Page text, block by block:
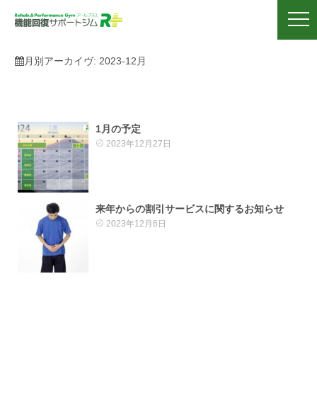
月別アーカイヴ: 2023-12月
1月の予定
2023年12月27日
来年からの割引サービスに関するお知らせ
2023年12月6日